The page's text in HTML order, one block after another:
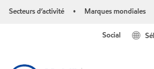
Secteurs d’activité • Marques mondiales
Social